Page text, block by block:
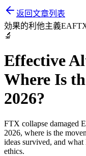
返回文章列表
効果的利他主義EA
🔬
Effective
Where Is
2026?
FTX collapse damaged
2026, where is the
ideas survived, and
ethics.